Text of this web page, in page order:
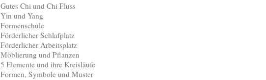
Gutes Chi und Chi Fluss
Yin und Yang
Formenschule
Förderlicher Schlafplatz
Förderlicher Arbeitsplatz
Möblierung und Pflanzen
5 Elemente und ihre Kreisläufe
Formen, Symbole und Muster